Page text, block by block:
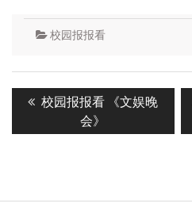
校园报报看
navigation
Previous
校园报报看 《文娱晚
会》